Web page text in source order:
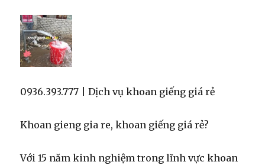
0936.393.777 | Dịch vụ khoan giếng giá rẻ
Khoan gieng gia re, khoan giếng giá rẻ?
Với 15 năm kinh nghiệm trong lĩnh vực khoan